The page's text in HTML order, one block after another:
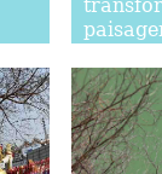
da